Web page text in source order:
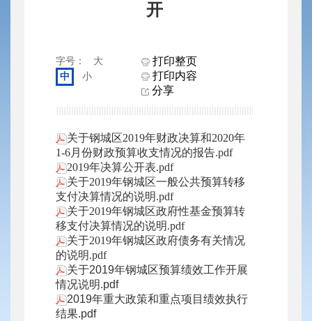
开
字号：
大
中
小
打印整页
打印内容
分享
关于钢城区2019年财政决算和2020年
1-6月份财政预算收支情况的报告.pdf
2019年决算公开表.pdf
关于2019年钢城区一般公共预算转移
支付决算情况的说明.pdf
关于2019年钢城区政府性基金预算转
移支付决算情况的说明.pdf
关于2019年钢城区政府债务有关情况
的说明.pdf
关于2019年钢城区预算绩效工作开展
情况说明.pdf
2019年重大政策和重点项目绩效执行
结果.pdf